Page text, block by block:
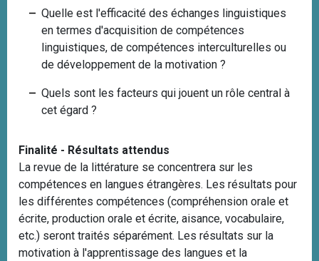
Quelle est l'efficacité des échanges linguistiques
en termes d'acquisition de compétences
linguistiques, de compétences interculturelles ou
de développement de la motivation ?
Quels sont les facteurs qui jouent un rôle central à
cet égard ?
Finalité - Résultats attendus
La revue de la littérature se concentrera sur les
compétences en langues étrangères. Les résultats pour
les différentes compétences (compréhension orale et
écrite, production orale et écrite, aisance, vocabulaire,
etc.) seront traités séparément. Les résultats sur la
motivation à l'apprentissage des langues et la